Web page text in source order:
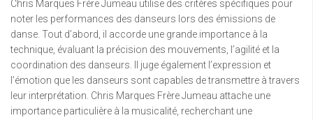
Chris Marques Frère Jumeau utilise des critères spécifiques pour
noter les performances des danseurs lors des émissions de
danse. Tout d’abord, il accorde une grande importance à la
technique, évaluant la précision des mouvements, l’agilité et la
coordination des danseurs. Il juge également l’expression et
l’émotion que les danseurs sont capables de transmettre à travers
leur interprétation. Chris Marques Frère Jumeau attache une
importance particulière à la musicalité, recherchant une